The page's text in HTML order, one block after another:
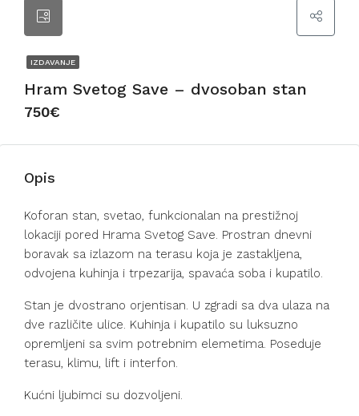
IZDAVANJE
Hram Svetog Save – dvosoban stan
750€
Opis
Koforan stan, svetao, funkcionalan na prestižnoj
lokaciji pored Hrama Svetog Save. Prostran dnevni
boravak sa izlazom na terasu koja je zastakljena,
odvojena kuhinja i trpezarija, spavaća soba i kupatilo.
Stan je dvostrano orjentisan. U zgradi sa dva ulaza na
dve različite ulice. Kuhinja i kupatilo su luksuzno
opremljeni sa svim potrebnim elemetima. Poseduje
terasu, klimu, lift i interfon.
Kućni ljubimci su dozvoljeni.